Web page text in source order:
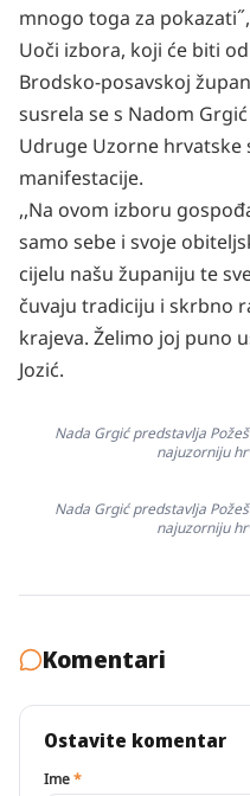
mnogo toga za
Uoči izbora, koji će biti
Brodsko-posavskoj
susrela se s Nadom
Udruge Uzorne hrvatske
manifestacije.
,,Na ovom izboru
samo sebe i svoje
cijelu našu županiju te
čuvaju tradiciju i skrbno
krajeva. Želimo joj puno
Jozić.
Nada Grgić predstavlja
najuzorniju
Nada Grgić predstavlja
najuzorniju
Komentari
Ostavite komentar
Ime*